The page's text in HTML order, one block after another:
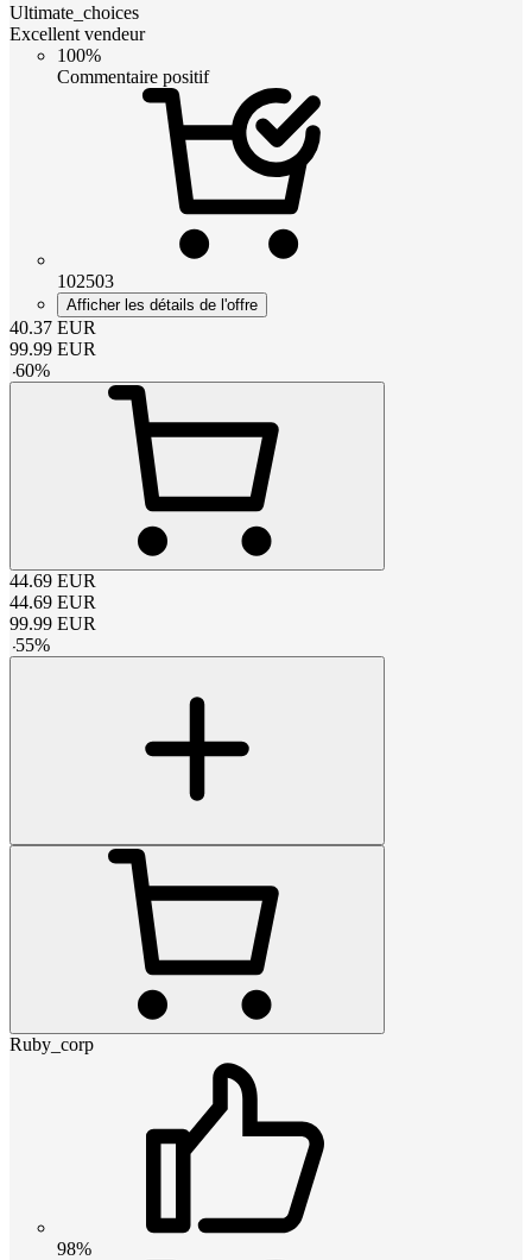
Ultimate_choices
Excellent vendeur
100%
Commentaire positif
102503
Afficher les détails de l'offre
40.37 EUR
99.99 EUR
-60%
44.69 EUR
44.69 EUR
99.99 EUR
-55%
Ruby_corp
98%